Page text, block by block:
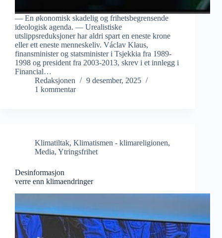
— En økonomisk skadelig og frihetsbegrensende
ideologisk agenda. — Urealistiske
utslippsreduksjoner har aldri spart en eneste krone
eller ett eneste menneskeliv. Václav Klaus,
finansminister og statsminister i Tsjekkia fra 1989-
1998 og president fra 2003-2013, skrev i et innlegg i
Financial…
Redaksjonen
9 desember, 2025
1 kommentar
Klimatiltak, Klimatismen - klimareligionen,
Media, Ytringsfrihet
Desinformasjon
verre enn klimaendringer